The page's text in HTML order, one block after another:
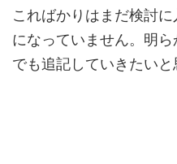
こればかりはまだ検討
になっていません。明
でも追記していきたいと